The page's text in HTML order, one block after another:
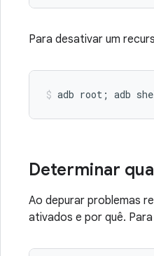
Para desativar um
Determinar
Ao depurar problemas
ativados e por quê.